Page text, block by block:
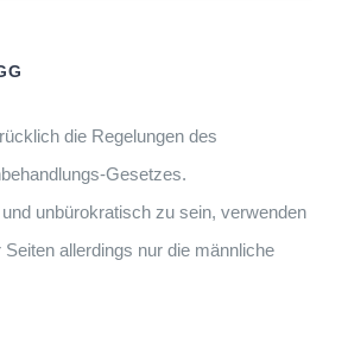
die Regelungen des
Gesetzes.
unbürokratisch zu sein, verwenden
allerdings nur die männliche